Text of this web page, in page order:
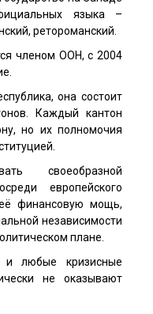
языка –
ретороманский.
членом ООН, с 2004
она состоит
Каждый кантон
но их полномочия
своеобразной
европейского
финансовую мощь,
независимости
плане.
любые кризисные
не оказывают